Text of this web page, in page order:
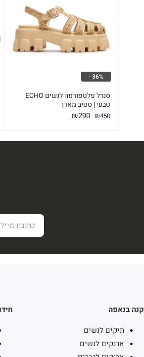
סנדל פלטפורמה לנשים ECHO
טבעי | סטיב מאדן
₪450
המחיר
היה:
₪290 המחיר
הוא:
36% -
קנה בנאפה
תיקים לנשים
ארנקים לנשים